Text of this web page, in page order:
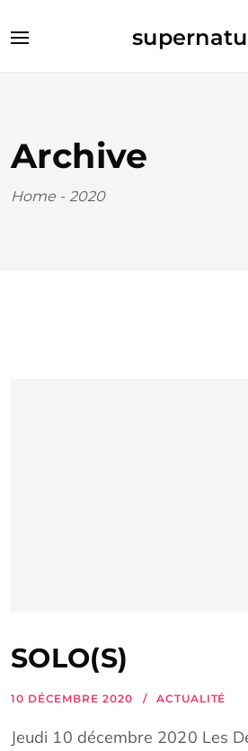
Archive
Home - 2020
SOLO(S)
10 DÉCEMBRE 2020 ACTUALITÉ
Jeudi 10 décembre 2020 Les